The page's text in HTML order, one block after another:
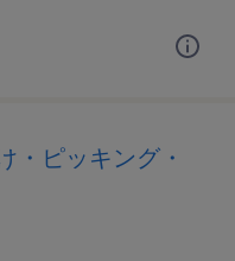
・ピッキング・